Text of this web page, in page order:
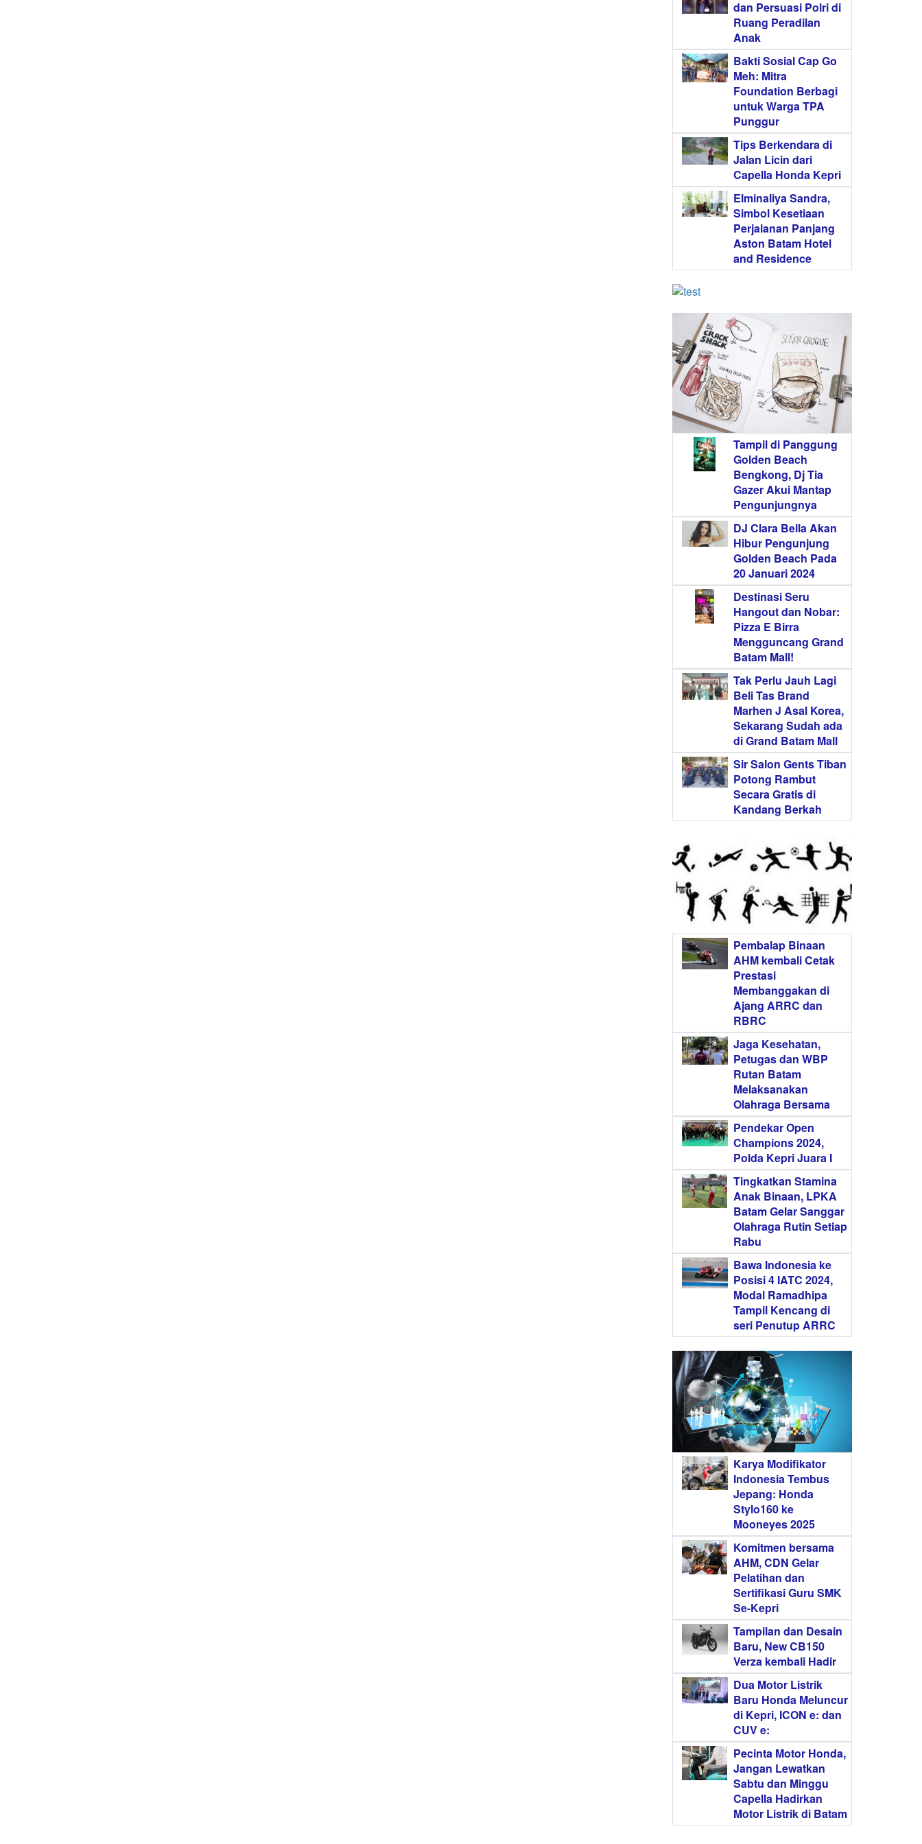
dan Persuasi Polri di
Ruang Peradilan
Anak
Bakti Sosial Cap Go
Meh: Mitra
Foundation Berbagi
untuk Warga TPA
Punggur
Tips Berkendara di
Jalan Licin dari
Capella Honda Kepri
Elminaliya Sandra,
Simbol Kesetiaan
Perjalanan Panjang
Aston Batam Hotel
and Residence
Tampil di Panggung
Golden Beach
Bengkong, Dj Tia
Gazer Akui Mantap
Pengunjungnya
DJ Clara Bella Akan
Hibur Pengunjung
Golden Beach Pada
20 Januari 2024
Destinasi Seru
Hangout dan Nobar:
Pizza E Birra
Mengguncang Grand
Batam Mall!
Tak Perlu Jauh Lagi
Beli Tas Brand
Marhen J Asal Korea,
Sekarang Sudah ada
di Grand Batam Mall
Sir Salon Gents Tiban
Potong Rambut
Secara Gratis di
Kandang Berkah
Pembalap Binaan
AHM kembali Cetak
Prestasi
Membanggakan di
Ajang ARRC dan
RBRC
Jaga Kesehatan,
Petugas dan WBP
Rutan Batam
Melaksanakan
Olahraga Bersama
Pendekar Open
Champions 2024,
Polda Kepri Juara I
Tingkatkan Stamina
Anak Binaan, LPKA
Batam Gelar Sanggar
Olahraga Rutin Setiap
Rabu
Bawa Indonesia ke
Posisi 4 IATC 2024,
Modal Ramadhipa
Tampil Kencang di
seri Penutup ARRC
Karya Modifikator
Indonesia Tembus
Jepang: Honda
Stylo160 ke
Mooneyes 2025
Komitmen bersama
AHM, CDN Gelar
Pelatihan dan
Sertifikasi Guru SMK
Se-Kepri
Tampilan dan Desain
Baru, New CB150
Verza kembali Hadir
Dua Motor Listrik
Baru Honda Meluncur
di Kepri, ICON e: dan
CUV e:
Pecinta Motor Honda,
Jangan Lewatkan
Sabtu dan Minggu
Capella Hadirkan
Motor Listrik di Batam